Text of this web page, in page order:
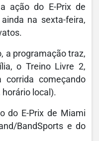
ação do E-Prix de
na sexta-feira,
a programação traz,
o Treino Livre 2,
começando
horário local).
do E-Prix de Miami
BandSports e do